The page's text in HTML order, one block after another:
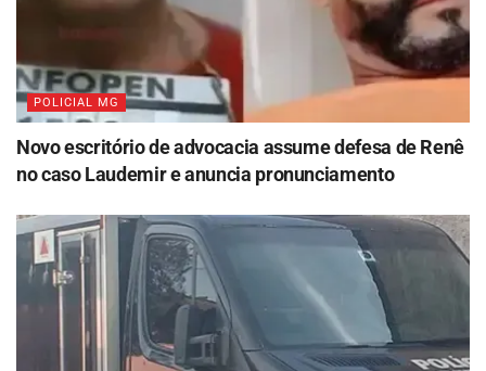
POLICIAL MG
Novo escritório de advocacia assume defesa de Renê
no caso Laudemir e anuncia pronunciamento